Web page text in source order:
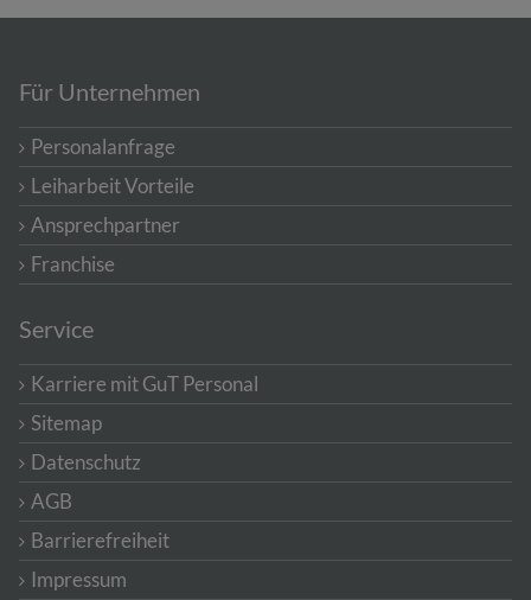
Für Unternehmen
Personalanfrage
Leiharbeit Vorteile
Ansprechpartner
Franchise
Service
Karriere mit GuT Personal
Sitemap
Datenschutz
AGB
Barrierefreiheit
Impressum